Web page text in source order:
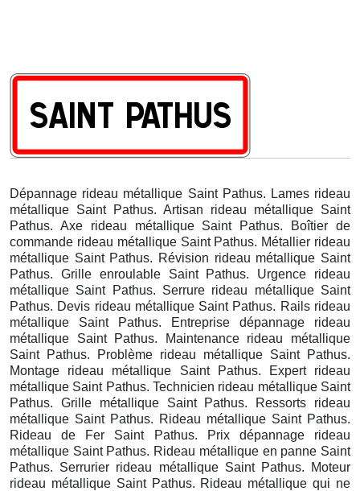
Dépannage rideau métallique Saint Pathus. Lames rideau
métallique Saint Pathus. Artisan rideau métallique Saint
Pathus. Axe rideau métallique Saint Pathus. Boîtier de
commande rideau métallique Saint Pathus. Métallier rideau
métallique Saint Pathus. Révision rideau métallique Saint
Pathus. Grille enroulable Saint Pathus. Urgence rideau
métallique Saint Pathus. Serrure rideau métallique Saint
Pathus. Devis rideau métallique Saint Pathus. Rails rideau
métallique Saint Pathus. Entreprise dépannage rideau
métallique Saint Pathus. Maintenance rideau métallique
Saint Pathus. Problème rideau métallique Saint Pathus.
Montage rideau métallique Saint Pathus. Expert rideau
métallique Saint Pathus. Technicien rideau métallique Saint
Pathus. Grille métallique Saint Pathus. Ressorts rideau
métallique Saint Pathus. Rideau métallique Saint Pathus.
Rideau de Fer Saint Pathus. Prix dépannage rideau
métallique Saint Pathus. Rideau métallique en panne Saint
Pathus. Serrurier rideau métallique Saint Pathus. Moteur
rideau métallique Saint Pathus. Rideau métallique qui ne